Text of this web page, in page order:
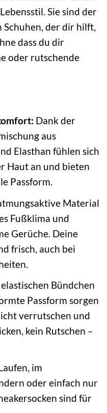
Sie sind der
der dir hilft,
dass du dir
oder rutschende
Dank der
aus
Elasthan fühlen sich
Haut an und bieten
Passform.
Material
Fußklima und
Gerüche. Deine
frisch, auch bei
Bündchen
Passform sorgen
verrutschen und
kein Rutschen –
im
oder einfach nur
sind für